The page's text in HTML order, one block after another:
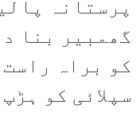
پرستانہ
گھمبیر بنا
کو براہ
سپلائی کو